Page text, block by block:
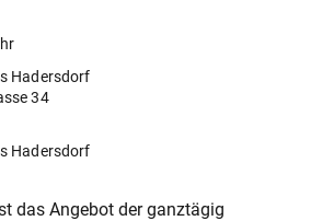
Hadersdorf
34
Hadersdorf
das Angebot der ganztägig